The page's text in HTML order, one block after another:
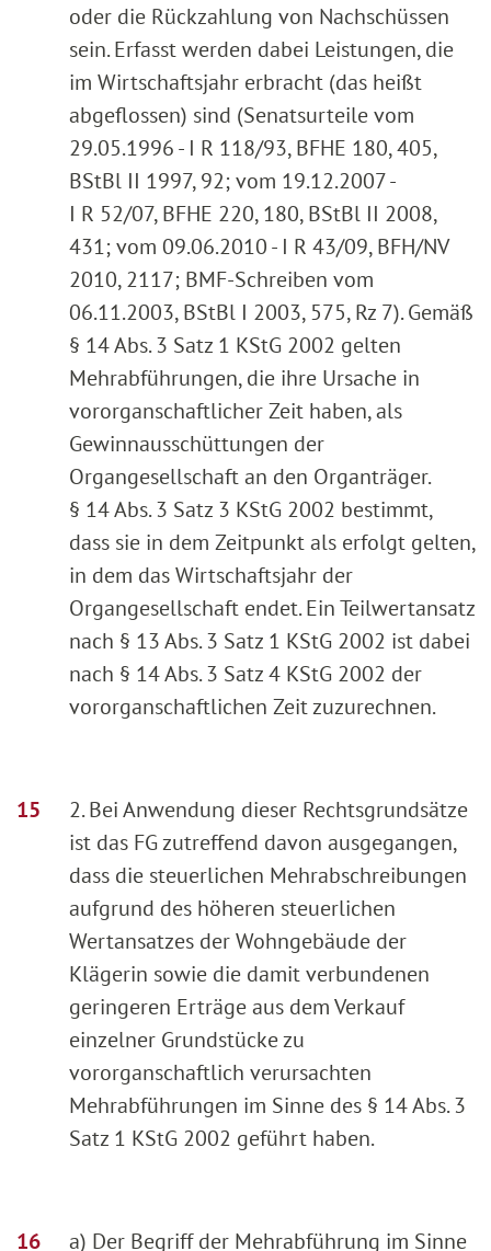
oder die Rückzahlung von Nachschüssen
sein. Erfasst werden dabei Leistungen, die
im Wirtschaftsjahr erbracht (das heißt
abgeflossen) sind (Senatsurteile vom
29.05.1996 - I R 118/93, BFHE 180, 405,
BStBl II 1997, 92; vom 19.12.2007 -
I R 52/07, BFHE 220, 180, BStBl II 2008,
431; vom 09.06.2010 - I R 43/09, BFH/NV
2010, 2117; BMF-Schreiben vom
06.11.2003, BStBl I 2003, 575, Rz 7). Gemäß
§ 14 Abs. 3 Satz 1 KStG 2002 gelten
Mehrabführungen, die ihre Ursache in
vororganschaftlicher Zeit haben, als
Gewinnausschüttungen der
Organgesellschaft an den Organträger.
§ 14 Abs. 3 Satz 3 KStG 2002 bestimmt,
dass sie in dem Zeitpunkt als erfolgt gelten,
in dem das Wirtschaftsjahr der
Organgesellschaft endet. Ein Teilwertansatz
nach § 13 Abs. 3 Satz 1 KStG 2002 ist dabei
nach § 14 Abs. 3 Satz 4 KStG 2002 der
vororganschaftlichen Zeit zuzurechnen.
2. Bei Anwendung dieser Rechtsgrundsätze
ist das FG zutreffend davon ausgegangen,
dass die steuerlichen Mehrabschreibungen
aufgrund des höheren steuerlichen
Wertansatzes der Wohngebäude der
Klägerin sowie die damit verbundenen
geringeren Erträge aus dem Verkauf
einzelner Grundstücke zu
vororganschaftlich verursachten
Mehrabführungen im Sinne des § 14 Abs. 3
Satz 1 KStG 2002 geführt haben.
a) Der Begriff der Mehrabführung im Sinne